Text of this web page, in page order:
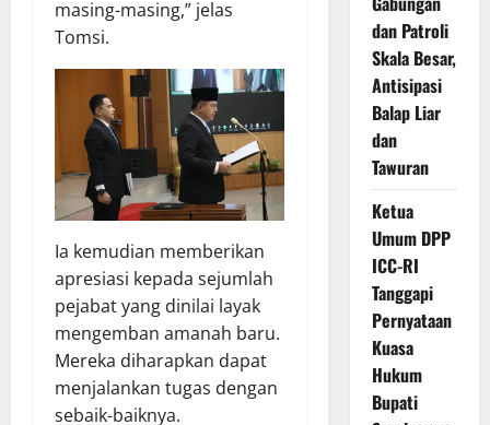
masing-masing,” jelas
Tomsi.
Ia kemudian memberikan
apresiasi kepada sejumlah
pejabat yang dinilai layak
mengemban amanah baru.
Mereka diharapkan dapat
menjalankan tugas dengan
sebaik-baiknya.
dan Patroli
Skala Besar,
Antisipasi
Balap Liar
dan
Tawuran
Ketua
Umum DPP
ICC-RI
Tanggapi
Pernyataan
Kuasa
Hukum
Bupati